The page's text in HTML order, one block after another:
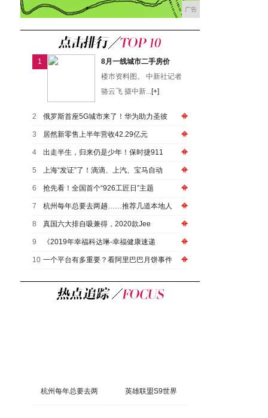
广告
1
8月一线城市二手房价
楼市资料图。 中新社记者
骆云飞 摄中新...[+]
2 俄罗斯首座5G城市来了！华为助力圣彼
3 居然新零售上半年营收42.29亿元
4 出走半生，归来仍是少年！保时捷911
5 上海“发证”了！滴滴、上汽、宝马自动
6 抢先看！全国首个“926工匠日”主题
7 杭州每年总要去两趟……推荐几道本地人
8 真国六大排自吸兼得，2020款Jee
9 《2019年幸福科达琳-幸福健康速递
10 一个平台有多重要？看阿里巴巴月饼事件
杭州每年总要去两 英雄联盟S9世界